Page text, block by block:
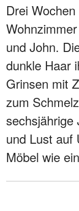
Drei
und John.
dunkle Haar
Grinsen mit
zum
sechsjährige
und Lust auf
Möbel wie